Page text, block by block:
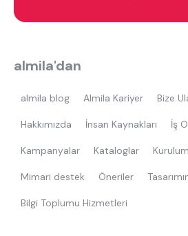
almila'dan
almila blog Almila Kariyer Bize
Hakkımızda İnsan Kaynakları İş
Kampanyalar Kataloglar
Mimari destek Öneriler
Bilgi Toplumu Hizmetleri